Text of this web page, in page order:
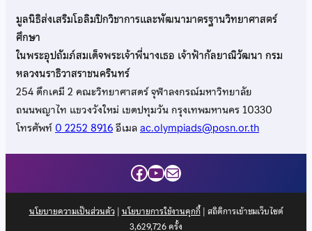
มูลนิธิส่งเสริมโอลิมปิกวิชาการและพัฒนามาตรฐานวิทยาศาสตร์
ศึกษา
ในพระอุปถัมภ์สมเด็จพระเจ้าพี่นางเธอ เจ้าฟ้ากัลยาณิวัฒนา กรม
หลวงนราธิวาสราชนครินทร์
254 ตึกเคมี 2 คณะวิทยาศาสตร์ จุฬาลงกรณ์มหาวิทยาลัย
ถนนพญาไท แขวงวังใหม่ เขตปทุมวัน กรุงเทพมหานคร 10330
โทรศัพท์0 2252 8916อีเมลac.olympiads@posn.or.th
Facebook
YouTube
Mail
นโยบายความเป็นส่วนตัว| นโยบายการใช้งานคุกกี้| สถิติการเข้าชมเว็บไซต์
3,629,726ครั้ง